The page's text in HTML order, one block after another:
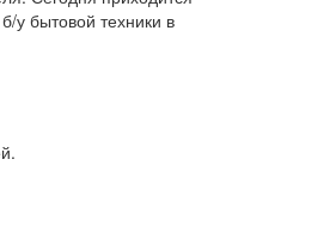
у бытовой техники в